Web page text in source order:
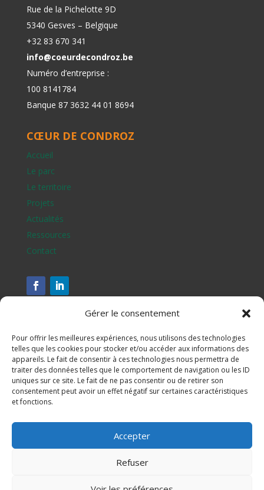
Gérer le consentement
Pour offrir les meilleures expériences, nous utilisons des technologies
telles que les cookies pour stocker et/ou accéder aux informations des
appareils. Le fait de consentir à ces technologies nous permettra de
traiter des données telles que le comportement de navigation ou les ID
uniques sur ce site. Le fait de ne pas consentir ou de retirer son
consentement peut avoir un effet négatif sur certaines caractéristiques
et fonctions.
Accepter
Refuser
Rue de la Pichelotte 9D
5340 Gesves – Belgique
+32 83 670 341
info@coeurdecondroz.be
Numéro d’entreprise :
100 8141784
Banque 87 3632 44 01 8694
CŒUR DE CONDROZ
Accueil
Le parc
Le territoire
Projets
Actualités
Ressources
Contact
Assesse, Ciney, Gesves, Hamois, Havelange et Ohey
S'inscrire à notre newsletter